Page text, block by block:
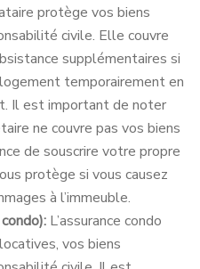
protège vos biens
civile. Elle couvre
supplémentaires si
temporairement en
Il est important de noter
ne couvre pas vos biens
de souscrire votre propre
protège si vous causez
à l’immeuble.
L’assurance condo
vos biens